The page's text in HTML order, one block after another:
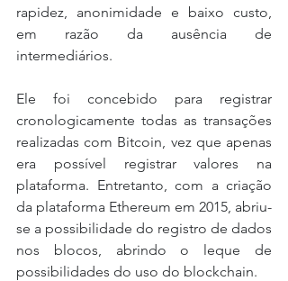
rapidez, anonimidade e baixo custo,
em razão da ausência de
intermediários.
Ele foi concebido para registrar
cronologicamente todas as transações
realizadas com Bitcoin, vez que apenas
era possível registrar valores na
plataforma. Entretanto, com a criação
da plataforma Ethereum em 2015, abriu-
se a possibilidade do registro de dados
nos blocos, abrindo o leque de
possibilidades do uso do blockchain.